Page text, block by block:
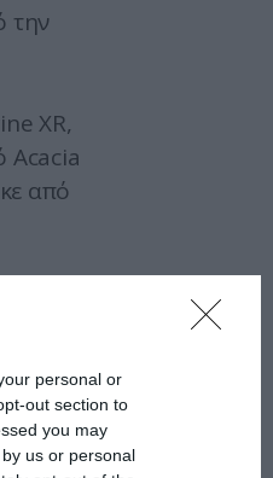
personal or
out section to
you may
us or personal
την
XR,
Acacia
από